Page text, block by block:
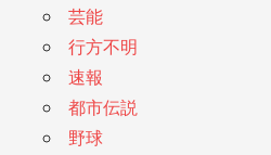
芸能
行方不明
速報
都市伝説
野球